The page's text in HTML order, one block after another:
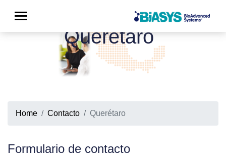
Querétaro
Home Contacto Querétaro
Formulario de contacto